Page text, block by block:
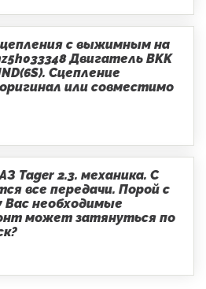
с выжимным на
Двигатель BKK
Сцепление
или совместимо
Tager 2.3. механика. С
все передачи. Порой с
Вас необходимые
может затянуться по